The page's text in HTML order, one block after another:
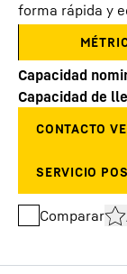
forma rápida y
Capacidad
Capacidad de
Comparar